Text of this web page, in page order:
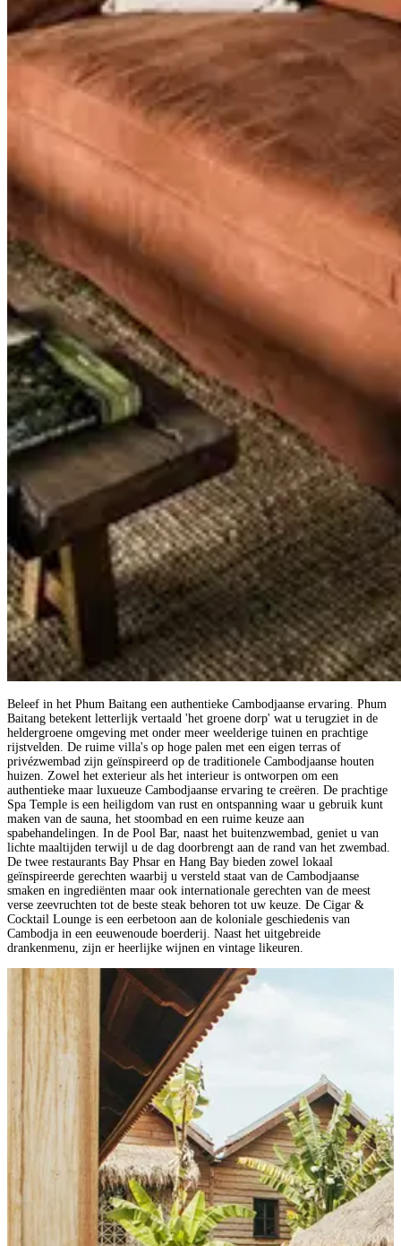
Beleef in het Phum Baitang een authentieke Cambodjaanse ervaring. Phum
Baitang betekent letterlijk vertaald 'het groene dorp' wat u terugziet in de
heldergroene omgeving met onder meer weelderige tuinen en prachtige
rijstvelden. De ruime villa's op hoge palen met een eigen terras of
privézwembad zijn geïnspireerd op de traditionele Cambodjaanse houten
huizen. Zowel het exterieur als het interieur is ontworpen om een
authentieke maar luxueuze Cambodjaanse ervaring te creëren. De prachtige
Spa Temple is een heiligdom van rust en ontspanning waar u gebruik kunt
maken van de sauna, het stoombad en een ruime keuze aan
spabehandelingen. In de Pool Bar, naast het buitenzwembad, geniet u van
lichte maaltijden terwijl u de dag doorbrengt aan de rand van het zwembad.
De twee restaurants Bay Phsar en Hang Bay bieden zowel lokaal
geïnspireerde gerechten waarbij u versteld staat van de Cambodjaanse
smaken en ingrediënten maar ook internationale gerechten van de meest
verse zeevruchten tot de beste steak behoren tot uw keuze. De Cigar &
Cocktail Lounge is een eerbetoon aan de koloniale geschiedenis van
Cambodja in een eeuwenoude boerderij. Naast het uitgebreide
drankenmenu, zijn er heerlijke wijnen en vintage likeuren.